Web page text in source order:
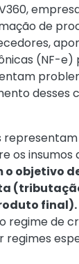
de
(NF-e)
desses
os insumos
o objetivo
final).
regime de
regimes